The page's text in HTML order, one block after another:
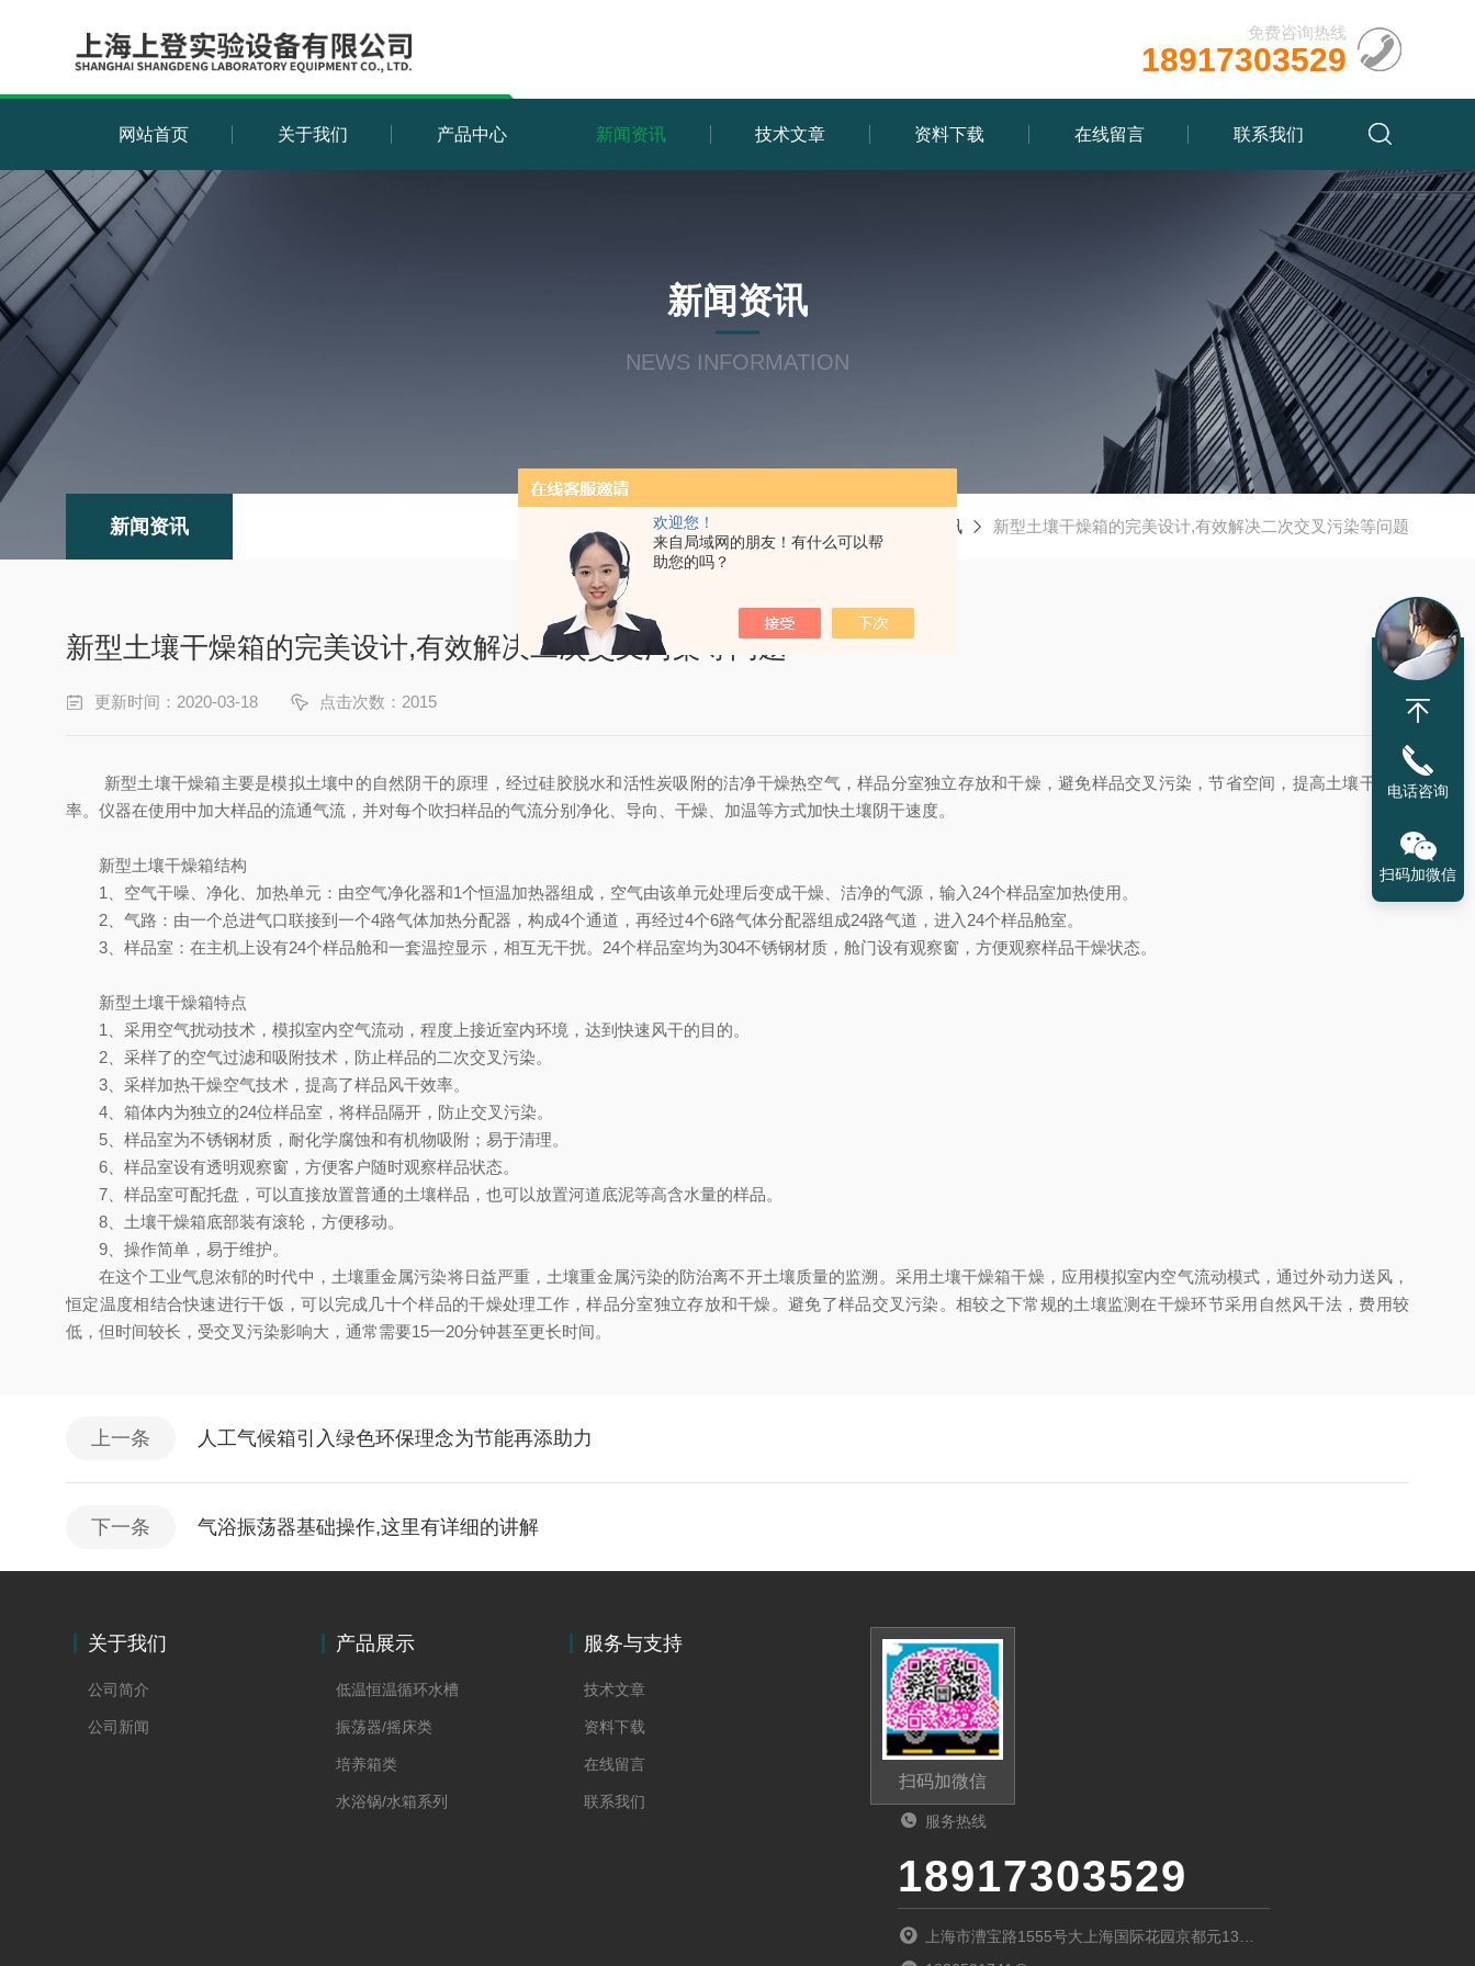
欢迎您！
来自局域网的朋友！有什么可以帮
助您的吗？
免费咨询热线
18917303529
网站首页 关于我们 产品中心 新闻资讯 技术文章 资料下载 在线留言 联系我们
新闻资讯
NEWS INFORMATION
新闻资讯 新闻资讯 新型土壤干燥箱的完美设计,有效解决二次交叉污染等问题
新型土壤干燥箱的完美设计,有效解决二次交叉污染等问题
更新时间：2020-03-18 点击次数：2015
新型土壤干燥箱主要是模拟土壤中的自然阴干的原理，经过硅胶脱水和活性炭吸附的洁净干燥热空气，样品分室独立存放和干燥，避免样品交叉污染，节省空间，提高土壤干燥效
率。仪器在使用中加大样品的流通气流，并对每个吹扫样品的气流分别净化、导向、干燥、加温等方式加快土壤阴干速度。
新型土壤干燥箱结构
1、空气干噪、净化、加热单元：由空气净化器和1个恒温加热器组成，空气由该单元处理后变成干燥、洁净的气源，输入24个样品室加热使用。
2、气路：由一个总进气口联接到一个4路气体加热分配器，构成4个通道，再经过4个6路气体分配器组成24路气道，进入24个样品舱室。
3、样品室：在主机上设有24个样品舱和一套温控显示，相互无干扰。24个样品室均为304不锈钢材质，舱门设有观察窗，方便观察样品干燥状态。
新型土壤干燥箱特点
1、采用空气扰动技术，模拟室内空气流动，程度上接近室内环境，达到快速风干的目的。
2、采样了的空气过滤和吸附技术，防止样品的二次交叉污染。
3、采样加热干燥空气技术，提高了样品风干效率。
4、箱体内为独立的24位样品室，将样品隔开，防止交叉污染。
5、样品室为不锈钢材质，耐化学腐蚀和有机物吸附；易于清理。
6、样品室设有透明观察窗，方便客户随时观察样品状态。
7、样品室可配托盘，可以直接放置普通的土壤样品，也可以放置河道底泥等高含水量的样品。
8、土壤干燥箱底部装有滚轮，方便移动。
9、操作简单，易于维护。
在这个工业气息浓郁的时代中，土壤重金属污染将日益严重，土壤重金属污染的防治离不开土壤质量的监溯。采用土壤干燥箱干燥，应用模拟室内空气流动模式，通过外动力送风，
恒定温度相结合快速进行干饭，可以完成几十个样品的干燥处理工作，样品分室独立存放和干燥。避免了样品交叉污染。相较之下常规的土壤监测在干燥环节采用自然风干法，费用较
低，但时间较长，受交叉污染影响大，通常需要15一20分钟甚至更长时间。
上一条 人工气候箱引入绿色环保理念为节能再添助力
下一条 气浴振荡器基础操作,这里有详细的讲解
关于我们
公司简介
公司新闻
产品展示
低温恒温循环水槽
振荡器/摇床类
培养箱类
水浴锅/水箱系列
服务与支持
技术文章
资料下载
在线留言
联系我们
扫码加微信
服务热线
18917303529
上海市漕宝路1555号大上海国际花园京都元13号
电话咨询
扫码加微信